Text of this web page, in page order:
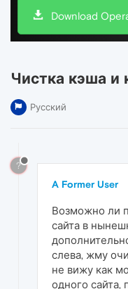
Download
Чистка кэша и
Русский
?
A Former User
Возможно ли
сайта в
слева, жму
не вижу как
одного сайта,